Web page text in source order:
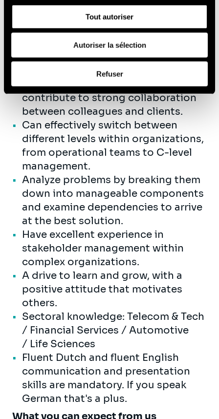
sociaux, de publicité et d'analyse, qui peuvent combiner
celles-ci avec d'autres informations que vous leur avez
fournies ou qu'ils ont collectées lors de votre utilisation
de leurs services (cookies tiers).
vous pouvez nous contacter et comment nous traitons
Politique de protection des données à caractère
personnel.
Tout autoriser
Autoriser la sélection
Refuser
details and strategic goals. You have a
talent for collaboration and
communicate clearly at all levels
Enjoy working in teams and
contribute to strong collaboration
between colleagues and clients.
Can effectively switch between
different levels within organizations,
from operational teams to C-level
management.
Analyze problems by breaking them
down into manageable components
and examine dependencies to arrive
at the best solution.
Have excellent experience in
stakeholder management within
complex organizations.
A drive to learn and grow, with a
positive attitude that motivates
others.
Sectoral knowledge: Telecom & Tech
/ Financial Services / Automotive
/ Life Sciences
Fluent Dutch and fluent English
communication and presentation
skills are mandatory. If you speak
German that's a plus.
What you can expect from us